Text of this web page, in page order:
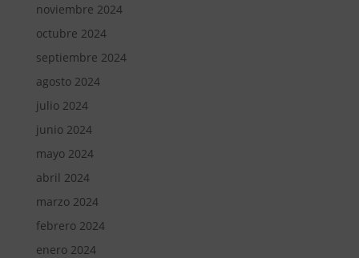
noviembre 2024
octubre 2024
septiembre 2024
agosto 2024
julio 2024
junio 2024
mayo 2024
abril 2024
marzo 2024
febrero 2024
enero 2024